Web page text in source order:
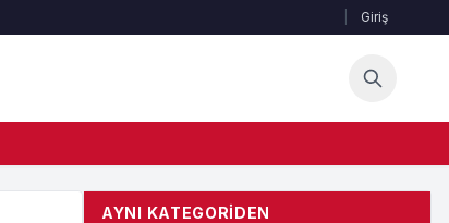
Giriş
AYNI KATEGORIDEN